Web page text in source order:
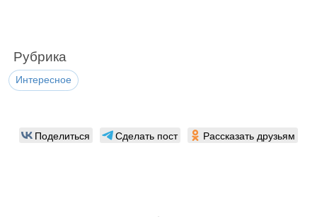
Рубрика
Интересное
Поделиться Сделать пост Рассказать друзьям